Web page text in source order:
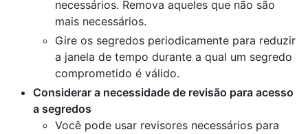
necessários. Remova aqueles que não são
mais necessários.
Gire os segredos periodicamente para reduzir
a janela de tempo durante a qual um segredo
comprometido é válido.
Considerar a necessidade de revisão para acesso
a segredos
Você pode usar revisores necessários para